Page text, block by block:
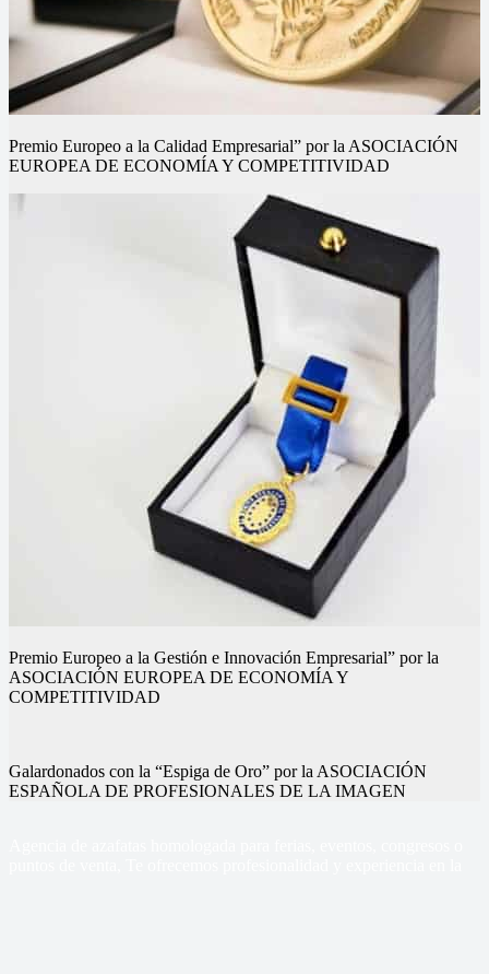
Premio Europeo a la Calidad Empresarial” por la ASOCIACIÓN
EUROPEA DE ECONOMÍA Y COMPETITIVIDAD
Premio Europeo a la Gestión e Innovación Empresarial” por la
ASOCIACIÓN EUROPEA DE ECONOMÍA Y
COMPETITIVIDAD
Galardonados con la “Espiga de Oro” por la ASOCIACIÓN
ESPAÑOLA DE PROFESIONALES DE LA IMAGEN